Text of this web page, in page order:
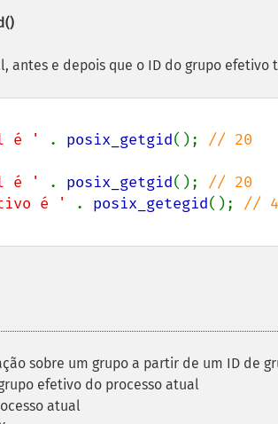
antes e depois que o ID do grupo
é ' . posix_getgid();
é ' . posix_getgid();
é ' . posix_getegid();
sobre um grupo a partir de um ID de
efetivo do processo atual
atual